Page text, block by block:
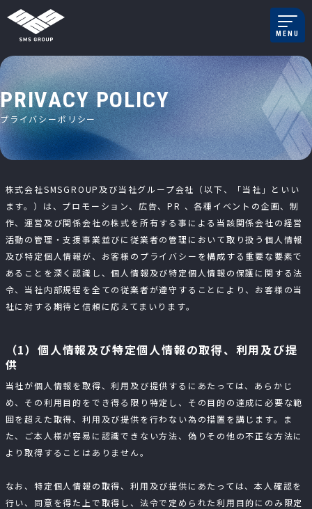
コンテンツへスキップ
メインナビゲーション MENU
PRIVACY POLICY
プライバシーポリ シー
株式会社SMSGROUP及び当社グループ会社（以下、「当社」といい
ます。）は、プロモーション、広告、PR 、各種イベントの企画、制
作、運営及び関係会社の株式を所有する事による当該関係会社の経営
活動の管理・支援事業並びに従業者の管理において取り扱う個人情報
及び特定個人情報が、お客様のプライバシーを構成する重要な要素で
あることを深く認識し、個人情報及び特定個人情報の保護に関する法
令、当社内部規程を全ての従業者が遵守することにより、お客様の当
社に対する期待と信頼に応えてまいります。
（1）個人情報及び特定個人情報の取得、利用及び提
供
当社が個人情報を取得、利用及び提供するにあたっては、あらかじ
め、その利用目的をでき得る限り特定し、その目的の達成に必要な範
囲を超えた取得、利用及び提供を行わない為の措置を講じます。ま
た、ご本人様が容易に認識できない方法、偽りその他の不正な方法に
より取得することはありません。
なお、特定個人情報の取得、利用及び提供にあたっては、本人確認を
行い、同意を得た上で取得し、法令で定められた利用目的にのみ限定